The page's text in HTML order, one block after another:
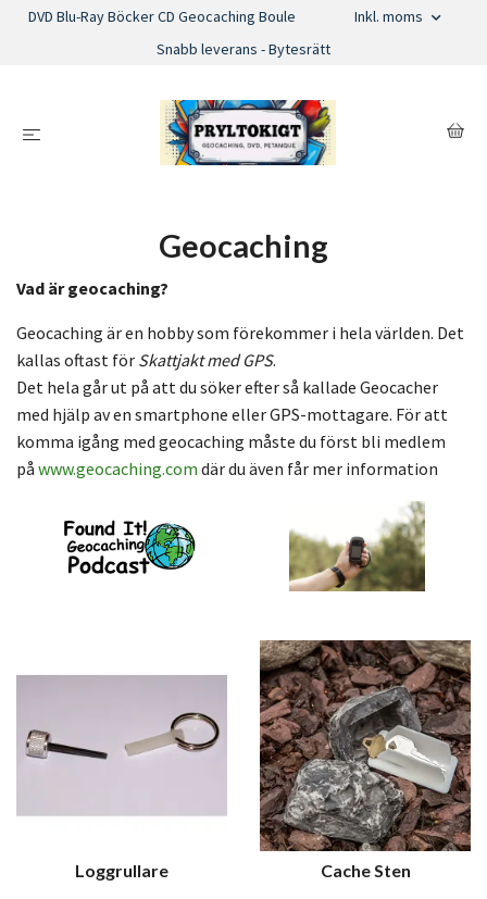
DVD Blu-Ray Böcker CD Geocaching Boule
Inkl. moms
Snabb leverans - Bytesrätt
Geocaching
Vad är geocaching?
Geocaching är en hobby som förekommer i hela världen. Det
kallas oftast för Skattjakt med GPS.
Det hela går ut på att du söker efter så kallade Geocacher
med hjälp av en smartphone eller GPS-mottagare. För att
komma igång med geocaching måste du först bli medlem
på www.geocaching.com där du även får mer information
Loggrullare Cache Sten